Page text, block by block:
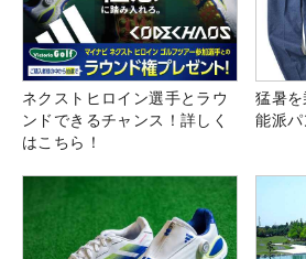
ネクストヒロイン選手とラウ
ンドできるチャンス！詳しく
はこちら！
猛暑
能派